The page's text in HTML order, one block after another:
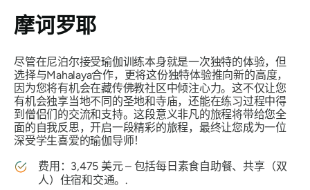
摩诃罗耶
尽管在尼泊尔接受瑜伽训练本身就是一次独特的体验，但
选择与Mahalaya合作，更将这份独特体验推向新的高度，
因为您将有机会在藏传佛教社区中倾注心力。这不仅让您
有机会独享当地不同的圣地和寺庙，还能在练习过程中得
到僧侣们的交流和支持。这段意义非凡的旅程将带给您全
面的自我反思，开启一段精彩的旅程，最终让您成为一位
深受学生喜爱的瑜伽导师！
费用：3,475 美元 – 包括每日素食自助餐、共享（双
人）住宿和交通。.